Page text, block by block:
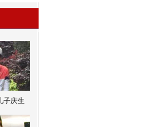
子庆生